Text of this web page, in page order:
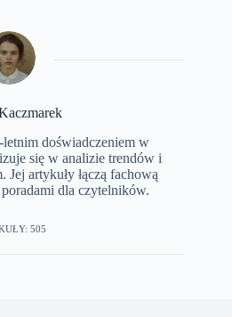
doświadczeniem w
się w analizie trendów i
artykuły łączą fachową
dla czytelników.
505